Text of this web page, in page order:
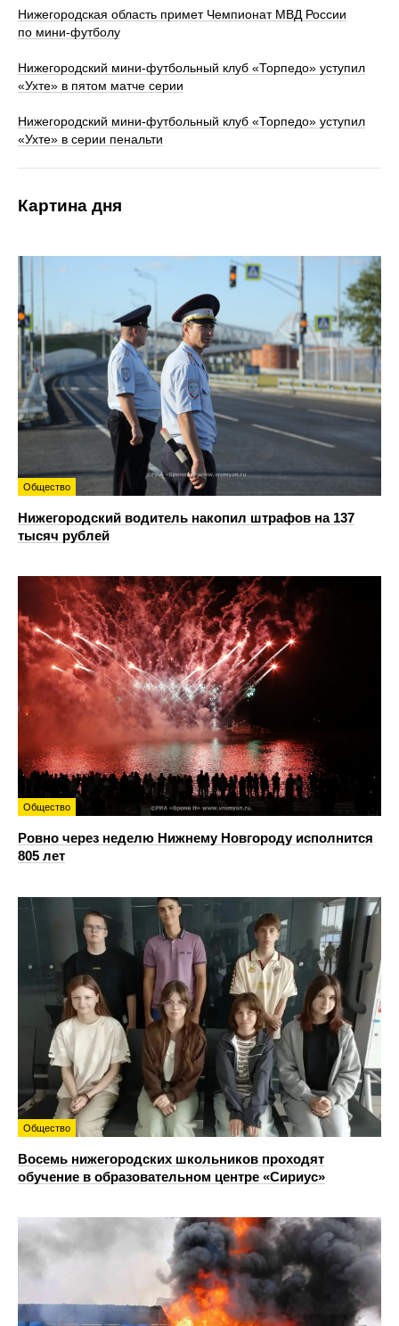
Нижегородская область примет Чемпионат МВД России
по мини-футболу
Нижегородский мини-футбольный клуб «Торпедо» уступил
«Ухте» в пятом матче серии
Нижегородский мини-футбольный клуб «Торпедо» уступил
«Ухте» в серии пенальти
Картина дня
Общество
Нижегородский водитель накопил штрафов на 137
тысяч рублей
Общество
Ровно через неделю Нижнему Новгороду исполнится
805 лет
Общество
Восемь нижегородских школьников проходят
обучение в образовательном центре «Сириус»